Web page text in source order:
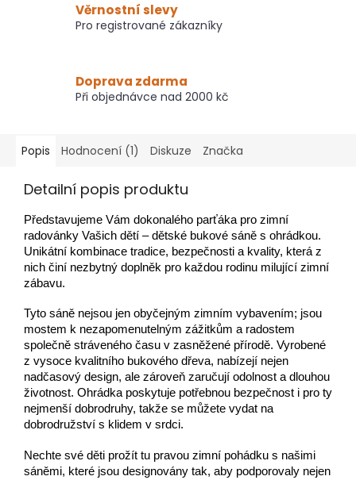
Věrnostní slevy
Pro registrované zákazníky
Doprava zdarma
Při objednávce nad 2000 kč
Popis Hodnocení (1) Diskuze Značka
Detailní popis produktu
Představujeme Vám dokonalého parťáka pro zimní
radovánky Vašich dětí – dětské bukové sáně s ohrádkou.
Unikátní kombinace tradice, bezpečnosti a kvality, která z
nich činí nezbytný doplněk pro každou rodinu milující zimní
zábavu.
Tyto sáně nejsou jen obyčejným zimním vybavením; jsou
mostem k nezapomenutelným zážitkům a radostem
společně stráveného času v zasněžené přírodě. Vyrobené
z vysoce kvalitního bukového dřeva, nabízejí nejen
nadčasový design, ale zároveň zaručují odolnost a dlouhou
životnost. Ohrádka poskytuje potřebnou bezpečnost i pro ty
nejmenší dobrodruhy, takže se můžete vydat na
dobrodružství s klidem v srdci.
Nechte své děti prožít tu pravou zimní pohádku s našimi
sáněmi, které jsou designovány tak, aby podporovaly nejen